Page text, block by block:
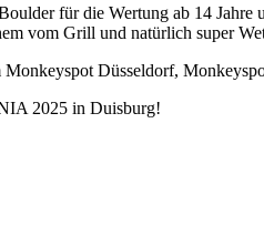
für die Wertung ab 14
vom Grill und natürlich super
Düsseldorf,
2025 in Duisburg!